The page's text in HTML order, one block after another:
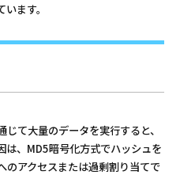
ます。
て大量のデータを実行すると、
は、MD5暗号化方式でハッシュを
のアクセスまたは過剰割り当てで